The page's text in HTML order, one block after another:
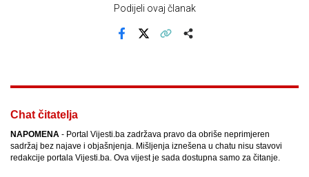
Podijeli ovaj članak
Chat čitatelja
NAPOMENA - Portal Vijesti.ba zadržava pravo da obriše neprimjeren
sadržaj bez najave i objašnjenja. Mišljenja iznešena u chatu nisu stavovi
redakcije portala Vijesti.ba. Ova vijest je sada dostupna samo za čitanje.